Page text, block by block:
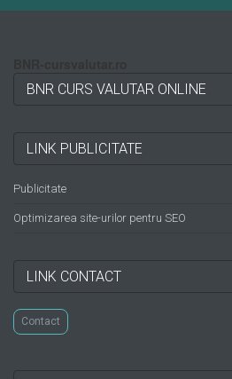
BNR CURS VALUTAR ONLINE
LINK PUBLICITATE
Publicitate
Optimizarea site-urilor pentru SEO
LINK CONTACT
Contact